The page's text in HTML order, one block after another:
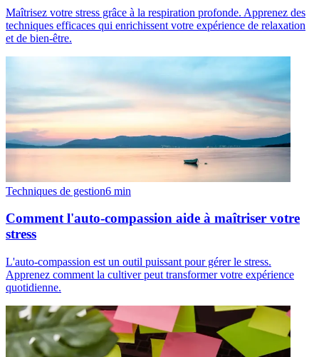
Maîtrisez votre stress grâce à la respiration profonde. Apprenez des
techniques efficaces qui enrichissent votre expérience de relaxation
et de bien-être.
Techniques de gestion6 min
Comment l'auto-compassion aide à maîtriser votre
stress
L'auto-compassion est un outil puissant pour gérer le stress.
Apprenez comment la cultiver peut transformer votre expérience
quotidienne.